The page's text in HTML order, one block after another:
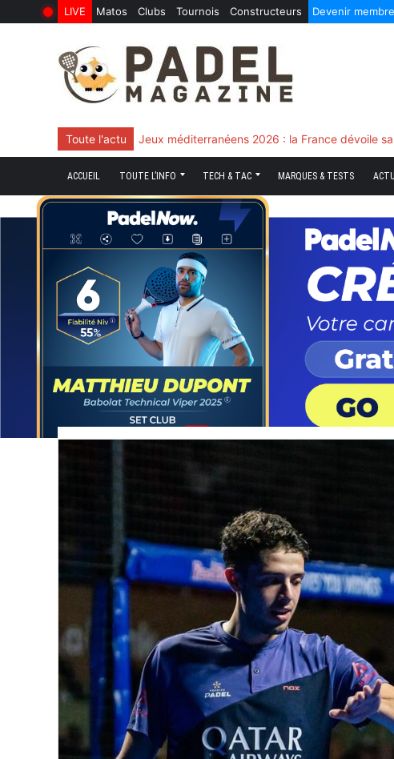
LIVE Matos Clubs Tournois Constructeurs Devenir membre
Toute l'actu Chingotto, ciblé tout le match mais décisif
ACCUEIL TOUTE L’INFO
6 Août 2026
TECH & TAC
10 Juin 2026
MARQUES & TESTS